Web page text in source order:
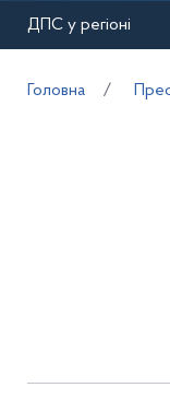
ДПС у регіоні
Головна